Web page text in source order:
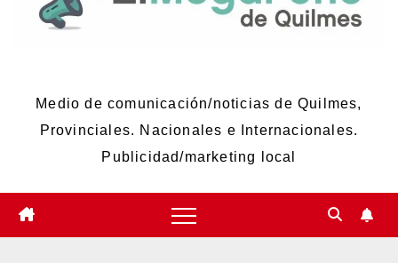
Medio de comunicación/noticias de Quilmes,
Provinciales. Nacionales e Internacionales.
Publicidad/marketing local